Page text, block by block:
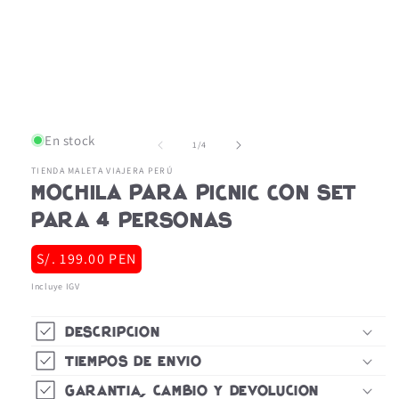
1/de
4
En stock
TIENDA MALETA VIAJERA PERÚ
Mochila para picnic con set
para 4 personas
Precio
habitual
S/. 199.00 PEN
Incluye IGV
Descripción
Tiempos de Envió
Garantía, Cambio y Devolución